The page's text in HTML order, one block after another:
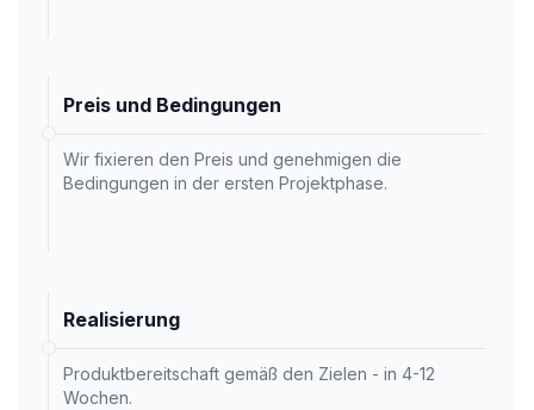
Preis und Bedingungen
Wir fixieren den Preis und genehmigen die
Bedingungen in der ersten Projektphase.
Realisierung
Produktbereitschaft gemäß den Zielen - in 4-12
Wochen.